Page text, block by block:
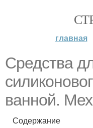
главная
Средства
ванной.
Содержание